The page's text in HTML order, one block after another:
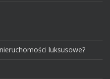
luksusowe?